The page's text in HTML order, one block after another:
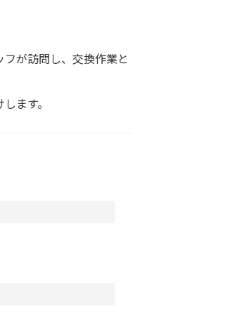
が訪問し、交換作業と
ます。